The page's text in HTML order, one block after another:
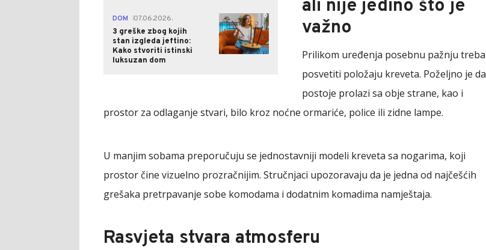
DOM
07.06.2026.
3 greške zbog kojih
stan izgleda jeftino:
Kako stvoriti istinski
luksuzan dom
0
ali nije jedino što je
važno
Prilikom uređenja posebnu pažnju treba
posvetiti položaju kreveta. Poželjno je da
postoje prolazi sa obje strane, kao i
prostor za odlaganje stvari, bilo kroz noćne ormariće, police ili zidne lampe.
U manjim sobama preporučuju se jednostavniji modeli kreveta sa nogarima, koji
prostor čine vizuelno prozračnijim. Stručnjaci upozoravaju da je jedna od najčešćih
grešaka pretrpavanje sobe komodama i dodatnim komadima namještaja.
Rasvjeta stvara atmosferu